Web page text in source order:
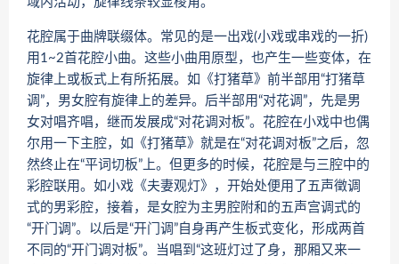
花腔属于曲牌联缀体。常见的是一出戏(小戏或串戏的一折)
用1~2首花腔小曲。这些小曲用原型，也产生一些变体，在
旋律上或板式上有所拓展。如《打猪草》前半部用“打猪草
调”，男女腔有旋律上的差异。后半部用“对花调”，先是男
女对唱齐唱，继而发展成“对花调对板”。花腔在小戏中也偶
尔用一下主腔，如《打猪草》就是在“对花调对板”之后，忽
然终止在“平词切板”上。但更多的时候，花腔是与三腔中的
彩腔联用。如小戏《夫妻观灯》，开始处便用了五声徵调
式的男彩腔，接着，是女腔为主男腔附和的五声宫调式的
“开门调”。以后是“开门调”自身再产生板式变化，形成两首
不同的“开门调对板”。当唱到“这班灯过了身，那厢又来一